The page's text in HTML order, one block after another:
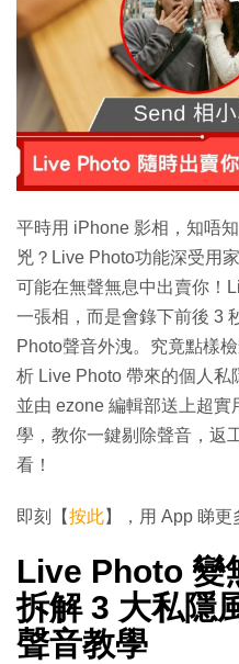
平時用 iPhone 影相，知唔
兇？Live Photo功能深受用
可能在無聲無息中出賣你！
一張相，而是會錄下前後 3
Photo聲音外洩。究竟點樣
析 Live Photo 帶來的個人私
並由 ezone 編輯部送上超
學，教你一鍵剔除聲音，返
看！
即刻【按此】，用 App 睇
Live Photo 變
拆解 3 大私隱
聲音教學